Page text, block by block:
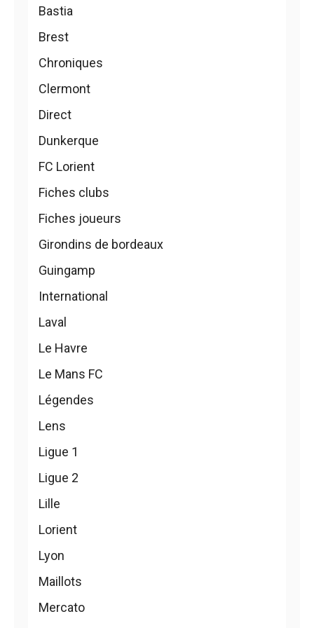
Bastia
Brest
Chroniques
Clermont
Direct
Dunkerque
FC Lorient
Fiches clubs
Fiches joueurs
Girondins de bordeaux
Guingamp
International
Laval
Le Havre
Le Mans FC
Légendes
Lens
Ligue 1
Ligue 2
Lille
Lorient
Lyon
Maillots
Mercato